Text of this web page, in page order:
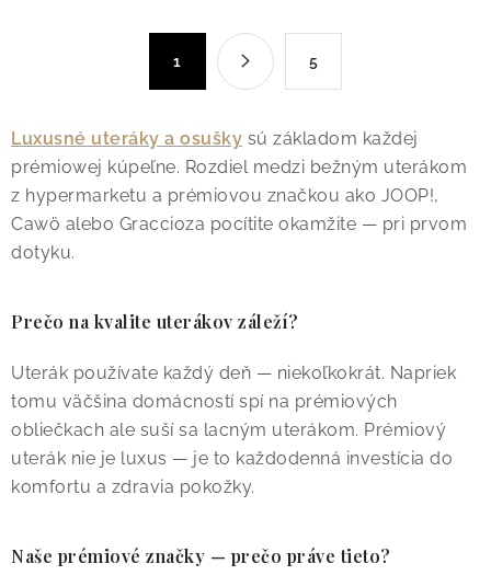
c
i
e
p
r
v
y
ý
p
i
s
u
n
k
o
v
a
e
1 5
Luxusné uteráky a osušky sú základom každej
prémiowej kúpeľne. Rozdiel medzi bežným uterákom
z hypermarketu a prémiovou značkou ako JOOP!,
Cawö alebo Graccioza pocítite okamžite — pri prvom
dotyku.
Prečo na kvalite uterákov záleží?
Uterák používate každý deň — niekoľkokrát. Napriek
tomu väčšina domácností spí na prémiových
obliečkach ale suší sa lacným uterákom. Prémiový
uterák nie je luxus — je to každodenná investícia do
komfortu a zdravia pokožky.
Naše prémiové značky — prečo práve tieto?